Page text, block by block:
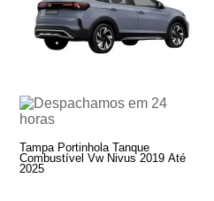
Tampa Portinhola Tanque
Combustível Vw Nivus 2019 Até
2025